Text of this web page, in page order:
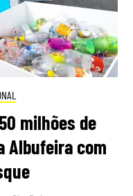
milhões de
Albufeira com